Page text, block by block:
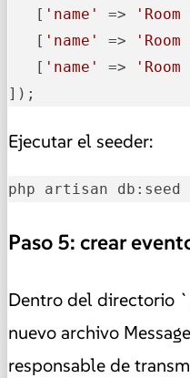
   [
'name' =>
   [
'name' =>
   [
'name' =>
]);
Ejecutar el seeder:
php artisan db:seed
Paso 5: crear
Dentro del directorio
nuevo archivo
responsable de